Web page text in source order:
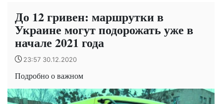
До 12 гривен: маршрутки в
Украине могут подорожать уже в
начале 2021 года
23:57 30.12.2020
Подробно о важном